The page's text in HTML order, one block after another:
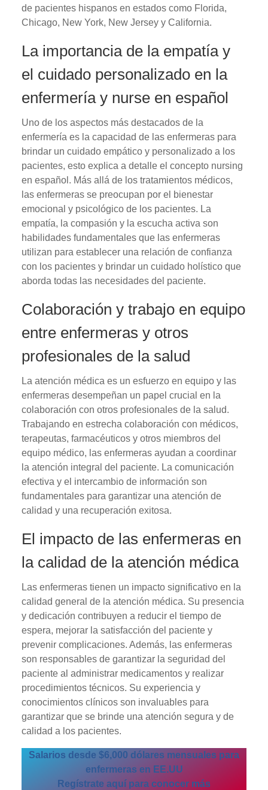
de pacientes hispanos en estados como Florida,
Chicago, New York, New Jersey y California.
La importancia de la empatía y
el cuidado personalizado en la
enfermería y nurse en español
Uno de los aspectos más destacados de la
enfermería es la capacidad de las enfermeras para
brindar un cuidado empático y personalizado a los
pacientes, esto explica a detalle el concepto nursing
en español. Más allá de los tratamientos médicos,
las enfermeras se preocupan por el bienestar
emocional y psicológico de los pacientes. La
empatía, la compasión y la escucha activa son
habilidades fundamentales que las enfermeras
utilizan para establecer una relación de confianza
con los pacientes y brindar un cuidado holístico que
aborda todas las necesidades del paciente.
Colaboración y trabajo en equipo
entre enfermeras y otros
profesionales de la salud
La atención médica es un esfuerzo en equipo y las
enfermeras desempeñan un papel crucial en la
colaboración con otros profesionales de la salud.
Trabajando en estrecha colaboración con médicos,
terapeutas, farmacéuticos y otros miembros del
equipo médico, las enfermeras ayudan a coordinar
la atención integral del paciente. La comunicación
efectiva y el intercambio de información son
fundamentales para garantizar una atención de
calidad y una recuperación exitosa.
El impacto de las enfermeras en
la calidad de la atención médica
Las enfermeras tienen un impacto significativo en la
calidad general de la atención médica. Su presencia
y dedicación contribuyen a reducir el tiempo de
espera, mejorar la satisfacción del paciente y
prevenir complicaciones. Además, las enfermeras
son responsables de garantizar la seguridad del
paciente al administrar medicamentos y realizar
procedimientos técnicos. Su experiencia y
conocimientos clínicos son invaluables para
garantizar que se brinde una atención segura y de
calidad a los pacientes.
Salarios desde $6,000 dólares mensuales para
enfermeras en EE.UU
Regístrate aquí para conocer más